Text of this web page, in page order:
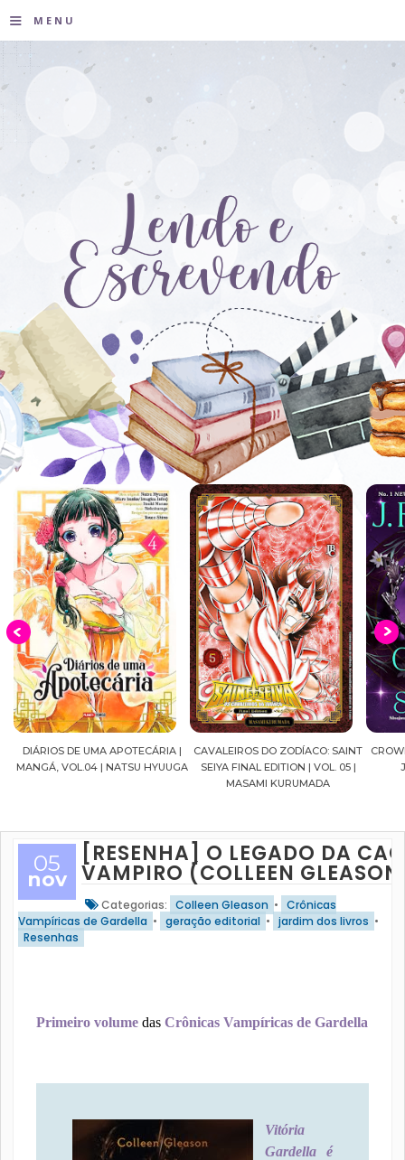
≡ MENU
APOTECÁRIA |
| NATSU HYUUGA
CAVALEIROS DO ZODÍACO: SAINT
SEIYA FINAL EDITION | VOL. 05 |
MASAMI KURUMADA
CROWN OF WAR AND
J.R.WARD
05
nov
[RESENHA] O LEGADO DA
VAMPIRO (COLLEEN
Categorias: Colleen Gleason • Crônicas
Vampíricas de Gardella • geração editorial • jardim dos livros •
Resenhas
Primeiro volumedas Crônicas Vampíricas de Gardella
Vitória
Gardella é